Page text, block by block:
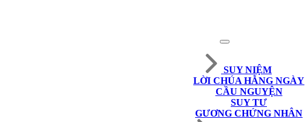
SUY NIỆM
LỜI CHÚA HẰNG NGÀY
CẦU NGUYỆN
SUY TƯ
GƯƠNG CHỨNG NHÂN